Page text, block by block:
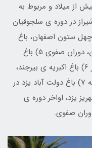
از میلاد و مربوط به
2) باغ ارم شیراز در دوره ی سلجوقیان
به دوران قاجار 3) باغ چهل ستون اصفهان، باغ
سلطنتی، دوره ی صفوی 4) باغ فین کاشان، دوران صفوی 5) باغ
ماهان کرمان مربوط به اواخر دوره ی قاجار 6) باغ اکبریه ی بیرجند،
اواخر دوره ی زندیه و اوایل دوره ی قاجاریه 7) باغ دولت آباد یزد در
پور مهریز یزد، اواخر دوره ی